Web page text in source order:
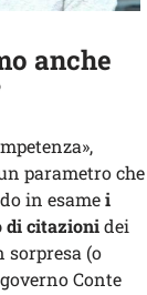
anche
parametro che
in esamei
di citazionidei
sorpresa (o
Conte